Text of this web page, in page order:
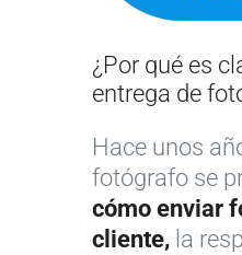
¿Por qué es
entrega de
Hace unos
fotógrafo se
cómo enviar
cliente, la